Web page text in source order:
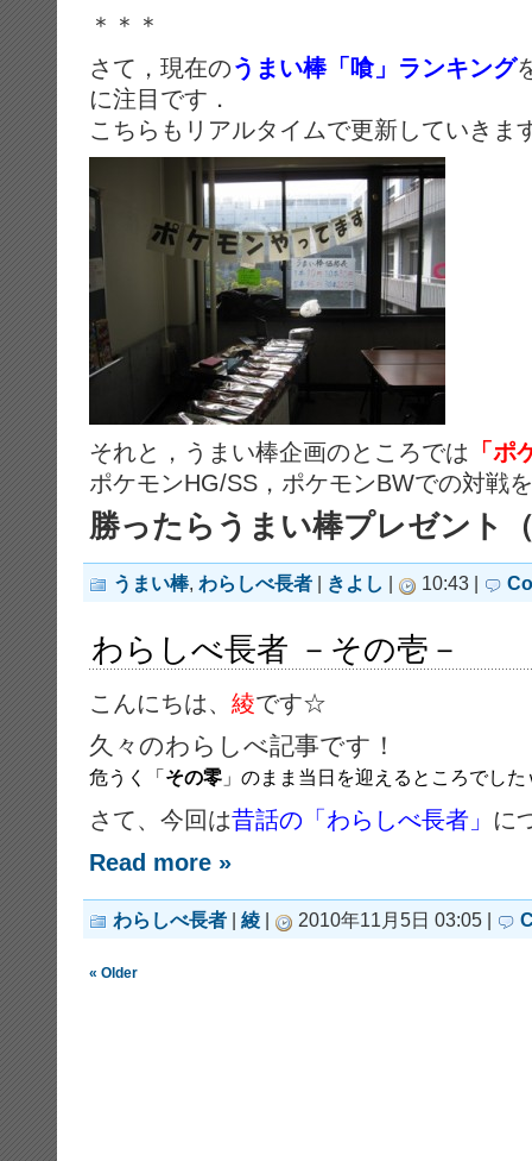
＊＊＊
さて，現在のうまい棒「喰」ランキング
に注目です．
こちらもリアルタイムで更新していき
それと，うまい棒企画のところでは 「
ポケモンHG/SS，ポケモンBWでの対戦
勝ったらうまい棒プレゼント
うまい棒, わらしべ長者 | きよし | 10:43 |
わらしべ長者 －その壱－
こんにちは、 綾です☆
久々のわらしべ記事です！
危うく「その零 」のまま当日を迎えるところでした
さて、今回は昔話の「わらしべ長者」 に
Read more »
わらしべ長者 | 綾 | 2010年11月5日 03:05 |
« Older